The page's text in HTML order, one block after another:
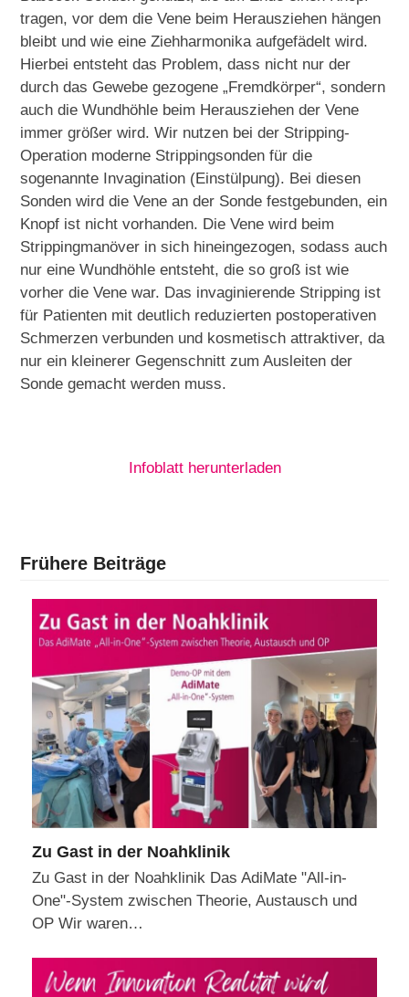
tragen, vor dem die Vene beim Herausziehen hängen
bleibt und wie eine Ziehharmonika aufgefädelt wird.
Hierbei entsteht das Problem, dass nicht nur der
durch das Gewebe gezogene „Fremdkörper“, sondern
auch die Wundhöhle beim Herausziehen der Vene
immer größer wird. Wir nutzen bei der Stripping-
Operation moderne Strippingsonden für die
sogenannte Invagination (Einstülpung). Bei diesen
Sonden wird die Vene an der Sonde festgebunden, ein
Knopf ist nicht vorhanden. Die Vene wird beim
Strippingmanöver in sich hineingezogen, sodass auch
nur eine Wundhöhle entsteht, die so groß ist wie
vorher die Vene war. Das invaginierende Stripping ist
für Patienten mit deutlich reduzierten postoperativen
Schmerzen verbunden und kosmetisch attraktiver, da
nur ein kleinerer Gegenschnitt zum Ausleiten der
Sonde gemacht werden muss.
Infoblatt herunterladen
Frühere Beiträge
Zu Gast in der Noahklinik
Zu Gast in der Noahklinik Das AdiMate "All-in-
One"-System zwischen Theorie, Austausch und
OP Wir waren…